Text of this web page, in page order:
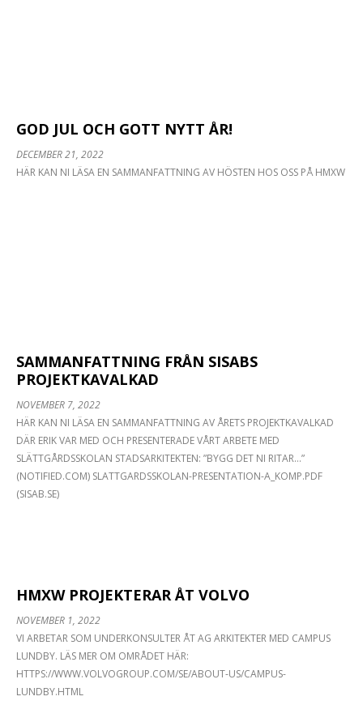
GOD JUL OCH GOTT NYTT ÅR!
DECEMBER 21, 2022
HÄR KAN NI LÄSA EN SAMMANFATTNING AV HÖSTEN HOS OSS PÅ HMXW
SAMMANFATTNING FRÅN SISABS
PROJEKTKAVALKAD
NOVEMBER 7, 2022
HÄR KAN NI LÄSA EN SAMMANFATTNING AV ÅRETS PROJEKTKAVALKAD
DÄR ERIK VAR MED OCH PRESENTERADE VÅRT ARBETE MED
SLÄTTGÅRDSSKOLAN STADSARKITEKTEN: ”BYGG DET NI RITAR…”
(NOTIFIED.COM) SLATTGARDSSKOLAN-PRESENTATION-A_KOMP.PDF
(SISAB.SE)
HMXW PROJEKTERAR ÅT VOLVO
NOVEMBER 1, 2022
VI ARBETAR SOM UNDERKONSULTER ÅT AG ARKITEKTER MED CAMPUS
LUNDBY. LÄS MER OM OMRÅDET HÄR:
HTTPS://WWW.VOLVOGROUP.COM/SE/ABOUT-US/CAMPUS-
LUNDBY.HTML